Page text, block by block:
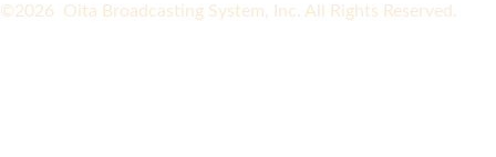
©2026 Oita Broadcasting System, Inc. All Rights Reserved.